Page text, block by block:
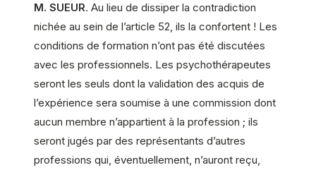
M. SUEUR. Au lieu de dissiper la contradiction
nichée au sein de l’article 52, ils la confortent ! Les
conditions de formation n’ont pas été discutées
avec les professionnels. Les psychothérapeutes
seront les seuls dont la validation des acquis de
l’expérience sera soumise à une commission dont
aucun membre n’appartient à la profession ; ils
seront jugés par des représentants d’autres
professions qui, éventuellement, n’auront reçu,